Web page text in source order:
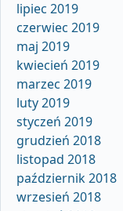
lipiec 2019
czerwiec 2019
maj 2019
kwiecień 2019
marzec 2019
luty 2019
styczeń 2019
grudzień 2018
listopad 2018
październik 2018
wrzesień 2018